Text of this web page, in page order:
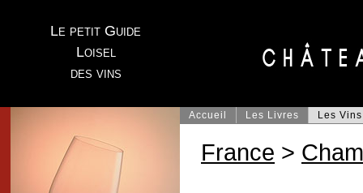
Le petit Guide
Loisel
des vins
Accueil Les Livres Les Vins
France >